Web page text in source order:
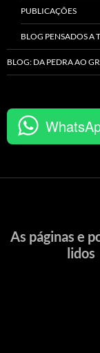
PUBLICAÇÕES
BLOG PENSADOS A
BLOG: DA PEDRA AO
As páginas e
lidos